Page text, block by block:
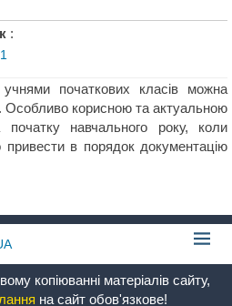
:
початкових класів можна
Особливо корисною та актуальною
навчального року, коли
привести в порядок документацію
копіюванні матеріалів сайту,
на сайт обов'язкове!